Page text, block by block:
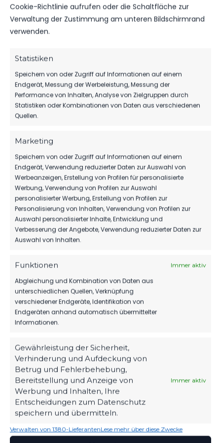
Cookie-Richtlinie aufrufen oder die Schaltfläche zur
Verwaltung der Zustimmung am unteren Bildschirmrand
verwenden.
Statistiken
Speichern von oder Zugriff auf Informationen auf einem
Endgerät, Messung der Werbeleistung, Messung der
Performance von Inhalten, Analyse von Zielgruppen durch
Statistiken oder Kombinationen von Daten aus verschiedenen
Quellen.
Marketing
Speichern von oder Zugriff auf Informationen auf einem
Endgerät, Verwendung reduzierter Daten zur Auswahl von
Werbeanzeigen, Erstellung von Profilen für personalisierte
Werbung, Verwendung von Profilen zur Auswahl
personalisierter Werbung, Erstellung von Profilen zur
Personalisierung von Inhalten, Verwendung von Profilen zur
Auswahl personalisierter Inhalte, Entwicklung und
Verbesserung der Angebote, Verwendung reduzierter Daten zur
Auswahl von Inhalten.
Funktionen Immer aktiv
Abgleichung und Kombination von Daten aus
unterschiedlichen Quellen, Verknüpfung
verschiedener Endgeräte, Identifikation von
Endgeräten anhand automatisch übermittelter
Informationen.
Gewährleistung der Sicherheit,
Verhinderung und Aufdeckung von
Betrug und Fehlerbehebung,
Bereitstellung und Anzeige von
Werbung und Inhalten, Ihre
Entscheidungen zum Datenschutz
speichern und übermitteln.
Immer aktiv
Verwalten von 1380-LieferantenLese mehr über diese Zwecke
ERGEBNIS
MANNSCHAFT
DATUM BEGEGNUNG ERGEBNIS
Für diese Auswahl wurden keine Spiele gefunden.
FSV „Glückauf“ Brieske/​
Senftenberg vs FSV 63
Luckenwalde C-Jugend
27. November 2022
Ähnlicher Beitrag
FSV Brieske/​Senftenberg
vs FSV 63 Luckenwalde D2-
Jugend
2. März 2024
Ähnlicher Beitrag
FSV “Glückauf” Brieske/​
Senftenberg vs FSV 63
Luckenwalde
Ähnlicher Beitrag
OFFIZIELLE VEREINSSEITE